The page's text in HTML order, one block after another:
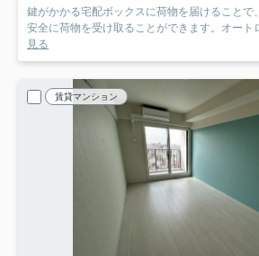
鍵がかかる宅配ボックスに荷物を届けることで
安全に荷物を受け取ることができます。オート
見る
賃貸マンション